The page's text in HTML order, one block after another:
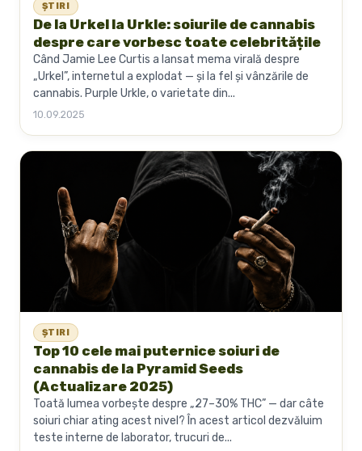
ȘTIRI
De la Urkel la Urkle: soiurile de cannabis
despre care vorbesc toate celebritățile
Când Jamie Lee Curtis a lansat mema virală despre
„Urkel”, internetul a explodat — și la fel și vânzările de
cannabis. Purple Urkle, o varietate din...
10.09.2025
ȘTIRI
Top 10 cele mai puternice soiuri de
cannabis de la Pyramid Seeds
(Actualizare 2025)
Toată lumea vorbește despre „27–30% THC” — dar câte
soiuri chiar ating acest nivel? În acest articol dezvăluim
teste interne de laborator, trucuri de...